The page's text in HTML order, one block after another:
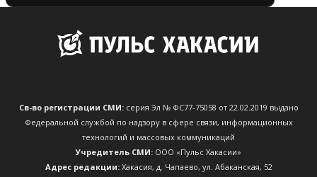
Св-во регистрации СМИ:серия Эл № ФС77-75058 от 22.02.2019 выдано
Федеральной службой по надзору в сфере связи, информационных
технологий и массовых коммуникаций
Учредитель СМИ: ООО «Пульс Хакасии»
Адрес редакции:Хакасия, д. Чапаево, ул. Абаканская, 52